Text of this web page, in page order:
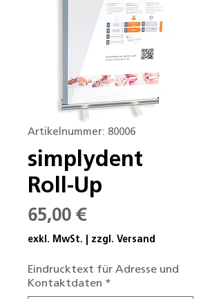
Artikelnummer: 80006
simplydent
Roll-Up
65,00 €Preis
exkl. MwSt. zzgl. Versand
Eindrucktext für Adresse und
Kontaktdaten *